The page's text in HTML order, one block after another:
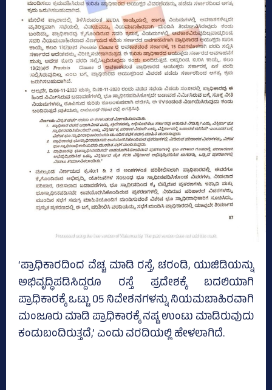
‘ಪ್ರಾಧಿಕಾರದಿಂದ ವೆಚ್ಚ ಮಾಡಿ ರಸ್ತೆ, ಚರಂಡಿ, ಯುಜಿಡಿಯನ್ನು
ಅಭಿವೃದ್ಧಿಪಡಿಸಿದ್ದರೂ ರಸ್ತೆ ಪ್ರದೇಶಕ್ಕೆ ಬದಲಿಯಾಗಿ
ಪ್ರಾಧಿಕಾರಕ್ಕೆ ಒಟ್ಟು 05 ನಿವೇಶನಗಳನ್ನು ನಿಯಮಬಾಹಿರವಾಗಿ
ಮಂಜೂರು ಮಾಡಿ ಪ್ರಾಧಿಕಾರಕ್ಕೆ ನಷ್ಟ ಉಂಟು ಮಾಡಿರುವುದು
ಕಂಡುಬಂದಿರುತ್ತದೆ,’ ಎಂದು ವರದಿಯಲ್ಲಿ ಹೇಳಲಾಗಿದೆ.